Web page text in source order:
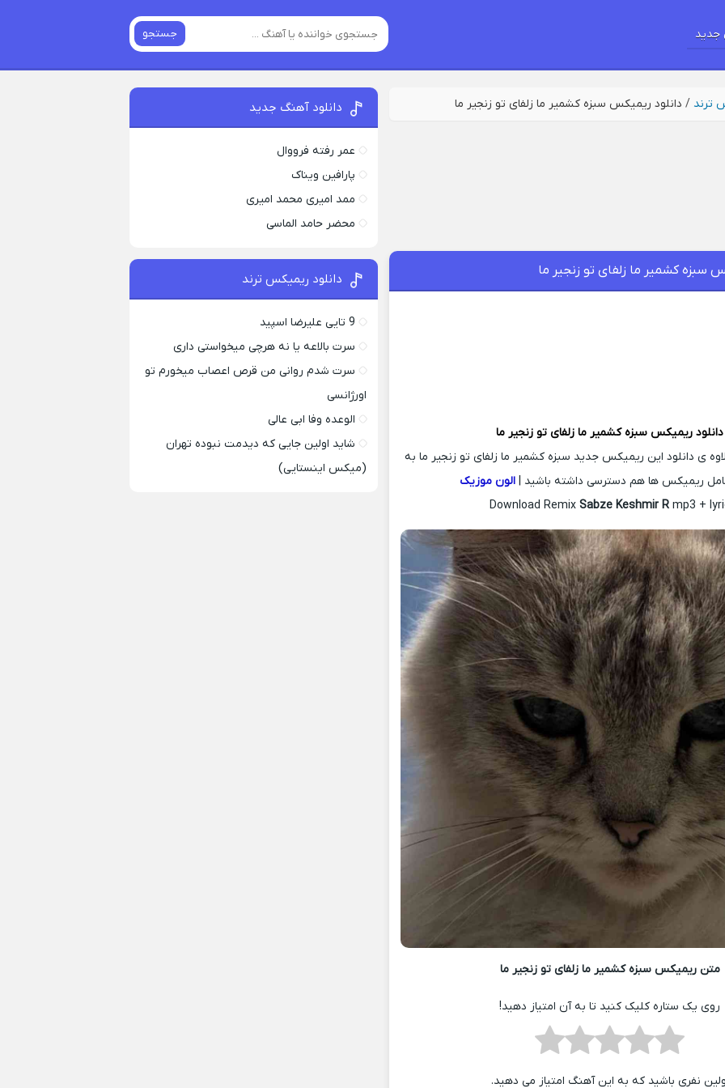
جستجو
ترند / دانلود ریمیکس سبزه کشمیر ما زلفای تو زنجیر ما
سبزه کشمیر ما زلفای تو زنجیر ما
دانلود ریمیکس سبزه کشمیر ما زلفای تو زنجیر ما
ی دانلود این ریمیکس جدید سبزه کشمیر ما زلفای تو زنجیر ما به
ریمیکس ها هم دسترسی داشته باشید | الون موزیک
Download RemixSabze Keshmir Rmp3 +
متن ریمیکس سبزه کشمیر ما زلفای تو زنجیر ما
روی یک ستاره کلیک کنید تا به آن امتیاز دهید!
نفری باشید که به این آهنگ امتیاز می دهید.
دانلود آهنگ جدید
عمر رفته فرووال
پارافين ویناک
ممد امیری محمد امیری
محضر حامد الماسی
دانلود ریمیکس ترند
9 تایی علیرضا اسپید
سرت بالاعه یا نه هرچی میخواستی داری
سرت شدم روانی من قرص اعصاب میخورم تو
اورژانسی
الوعده وفا ابی عالی
شاید اولین جایی که دیدمت نبوده تهران
(میکس اینستایی)